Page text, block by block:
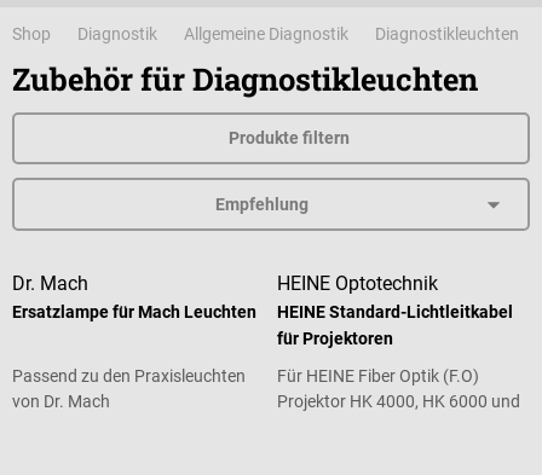
Shop Diagnostik Allgemeine Diagnostik Diagnostikleuchten
Zubehör für Diagnostikleuchten
Produkte filtern
Dr. Mach
Ersatzlampe für Mach Leuchten
Passend zu den Praxisleuchten
von Dr. Mach
HEINE Optotechnik
HEINE Standard-Lichtleitkabel
für Projektoren
Für HEINE Fiber Optik (F.O)
Projektor HK 4000, HK 6000 und